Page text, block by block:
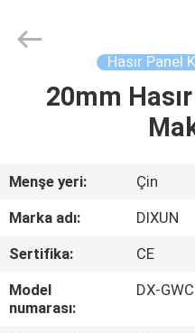
SG
GÖSTERISI
HAKKIMIZDA
Products
Hasır Panel
20mm
Menşe yeri:
Çin
Marka adı:
DIXUN
Sertifika:
CE
Model
numarası:
DX-